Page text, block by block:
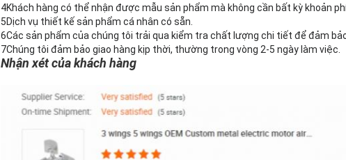
4Khách hàng có thể nhận được mẫu sản phẩm mà không cần bất kỳ khoản
5Dịch vụ thiết kế sản phẩm cá nhân có sẵn.
6Các sản phẩm của chúng tôi trải qua kiểm tra chất lượng chi tiết để đảm
7Chúng tôi đảm bảo giao hàng kịp thời, thường trong vòng 2-5 ngày làm việc.
Nhận xét của khách hàng